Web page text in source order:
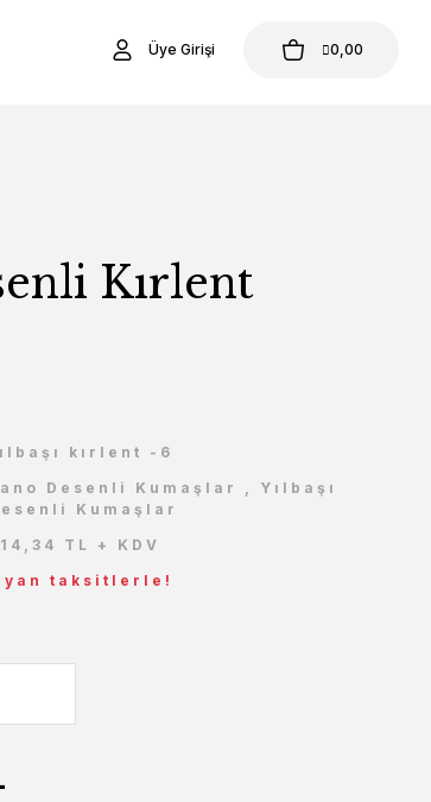
Üye Girişi 0,00
Kırlent
kırlent -6
Desenli Kumaşlar , Yılbaşı
Kumaşlar
TL + KDV
taksitlerle!